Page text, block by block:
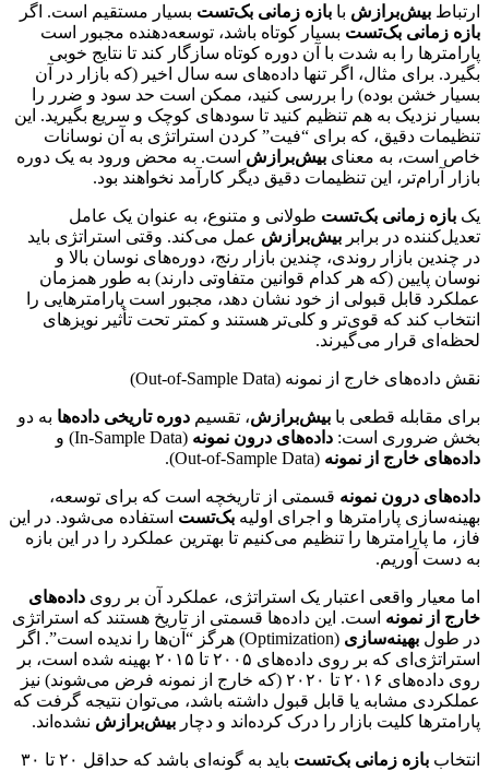
ارتباط بیش‌برازش با بازه زمانی بک‌تست بسیار مستقیم است. اگر
بازه زمانی بک‌تست بسیار کوتاه باشد، توسعه‌دهنده مجبور است
پارامترها را به شدت با آن دوره کوتاه سازگار کند تا نتایج خوبی
بگیرد. برای مثال، اگر تنها داده‌های سه سال اخیر (که بازار در آن
بسیار خشن بوده) را بررسی کنید، ممکن است حد سود و ضرر را
بسیار نزدیک به هم تنظیم کنید تا سودهای کوچک و سریع بگیرید. این
تنظیمات دقیق، که برای “فیت” کردن استراتژی به آن نوسانات
خاص است، به معنای بیش‌برازش است. به محض ورود به یک دوره
بازار آرام‌تر، این تنظیمات دقیق دیگر کارآمد نخواهند بود.
یک بازه زمانی بک‌تست طولانی و متنوع، به عنوان یک عامل
تعدیل‌کننده در برابر بیش‌برازش عمل می‌کند. وقتی استراتژی باید
در چندین بازار روندی، چندین بازار رنج، دوره‌های نوسان بالا و
نوسان پایین (که هر کدام قوانین متفاوتی دارند) به طور همزمان
عملکرد قابل قبولی از خود نشان دهد، مجبور است پارامترهایی را
انتخاب کند که قوی‌تر و کلی‌تر هستند و کمتر تحت تأثیر نویزهای
لحظه‌ای قرار می‌گیرند.
نقش داده‌های خارج از نمونه (Out-of-Sample Data)
برای مقابله قطعی با بیش‌برازش، تقسیم دوره تاریخی داده‌ها به دو
بخش ضروری است: داده‌های درون نمونه (In-Sample Data) و
داده‌های خارج از نمونه (Out-of-Sample Data).
داده‌های درون نمونه قسمتی از تاریخچه است که برای توسعه،
بهینه‌سازی پارامترها و اجرای اولیه بک‌تست استفاده می‌شود. در این
فاز، ما پارامترها را تنظیم می‌کنیم تا بهترین عملکرد را در این بازه
به دست آوریم.
اما معیار واقعی اعتبار یک استراتژی، عملکرد آن بر روی داده‌های
خارج از نمونه است. این داده‌ها قسمتی از تاریخ هستند که استراتژی
در طول بهینه‌سازی
(Optimization) هرگز “آن‌ها را ندیده است”. اگر
استراتژی‌ای که بر روی داده‌های ۲۰۰۵ تا ۲۰۱۵ بهینه شده است، بر
روی داده‌های ۲۰۱۶ تا ۲۰۲۰ (که خارج از نمونه فرض می‌شوند) نیز
عملکردی مشابه یا قابل قبول داشته باشد، می‌توان نتیجه گرفت که
پارامترها کلیت بازار را درک کرده‌اند و دچار بیش‌برازش نشده‌اند.
انتخاب بازه زمانی بک‌تست باید به گونه‌ای باشد که حداقل ۲۰ تا ۳۰